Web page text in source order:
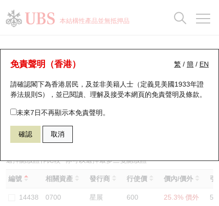
本結構性產品並無抵押品
繁 / 簡 / EN
免責聲明（香港）
請確認閣下為香港居民，及並非美籍人士（定義見美國1933年證
券法規則S），並已閱讀、理解及接受本網頁的免責聲明及條款。
未來7日不再顯示本免責聲明。
確認 取消
認股證分析儀
表現 街貨統計 比較
27928 瑞銀認購 0700 騰訊控股
選擇認股證作比較*你可以選擇最多三隻認股證
編號 相關資產 發行商 行使價 價內/價外 引
14438 0700 星展 600 25.3% 價外
瑞銀認股證一覽
新發行瑞銀認股證
即將到期認股證
認股證到期結算價查詢
認股證分析儀
認股證速算機
街貨統計
比較
牛熊全景快搜
牛熊證搜尋
牛熊證街貨分佈圖
正股牛熊證列表
新發行瑞銀牛熊證
已收回牛熊證剩餘價值
街貨統計
比較
十大升幅/跌幅
十大認股證成交分佈
十天股證佔大市成交
資金流
街貨統計
三十大平均引伸波幅
正股分析儀
二十大活躍股份
恒指成份股
國指成份股
科指成份股
相關資產沽空
持股比重
顯示所有持股比重
每月輪證大市專題
輪證專欄
講座及教育短片
認股證投資者教育
牛熊證投資者教育
認股證牛熊證常問問題